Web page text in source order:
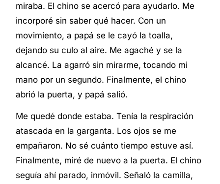
miraba. El chino se acercó para ayudarlo. Me
incorporé sin saber qué hacer. Con un
movimiento, a papá se le cayó la toalla,
dejando su culo al aire. Me agaché y se la
alcancé. La agarró sin mirarme, tocando mi
mano por un segundo. Finalmente, el chino
abrió la puerta, y papá salió.
Me quedé donde estaba. Tenía la respiración
atascada en la garganta. Los ojos se me
empañaron. No sé cuánto tiempo estuve así.
Finalmente, miré de nuevo a la puerta. El chino
seguía ahí parado, inmóvil. Señaló la camilla,